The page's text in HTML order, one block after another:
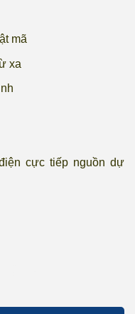
mã
xa
cực tiếp nguồn dự